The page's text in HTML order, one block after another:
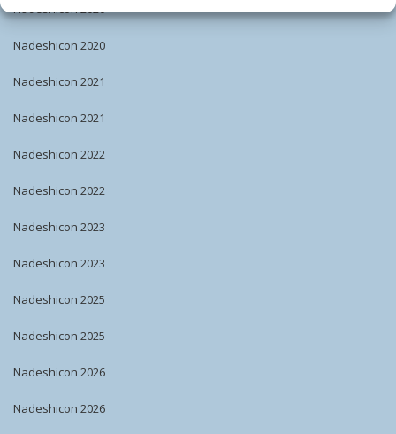
Nadeshicon 2020
Nadeshicon 2020
Nadeshicon 2021
Nadeshicon 2021
Nadeshicon 2022
Nadeshicon 2022
Nadeshicon 2023
Nadeshicon 2023
Nadeshicon 2025
Nadeshicon 2025
Nadeshicon 2026
Nadeshicon 2026